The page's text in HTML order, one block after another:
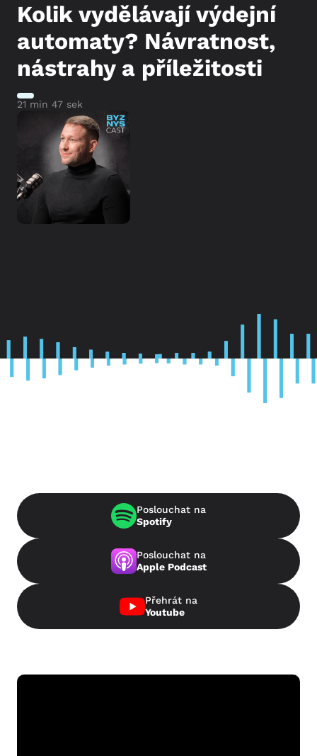
Kolik vydělávají výdejní
automaty? Návratnost,
nástrahy a příležitosti
21 min 47 sek
Poslouchat na
Spotify
Poslouchat na
Apple Podcast
Přehrát na
Youtube